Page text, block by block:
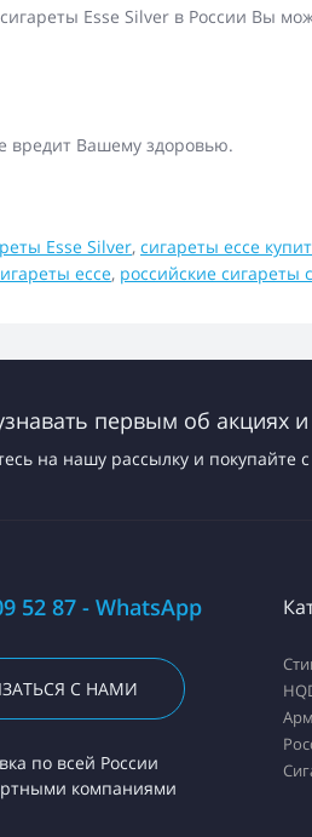
Esse Silver в России Вы
вредит Вашему здоровью.
Esse Silver, сигареты ессе
ессе, российские сигареты
первым об акциях и
на нашу рассылку и покупайте
52 87 - WhatsApp
С НАМИ
по всей России
компаниями